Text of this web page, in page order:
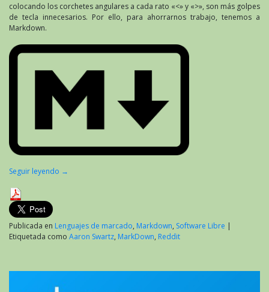
colocando los corchetes angulares a cada rato «<» y «>», son más golpes
de tecla innecesarios. Por ello, para ahorrarnos trabajo, tenemos a
Markdown.
Seguir leyendo →
Publicada en Lenguajes de marcado, Markdown, Software Libre |
Etiquetada como Aaron Swartz, MarkDown, Reddit